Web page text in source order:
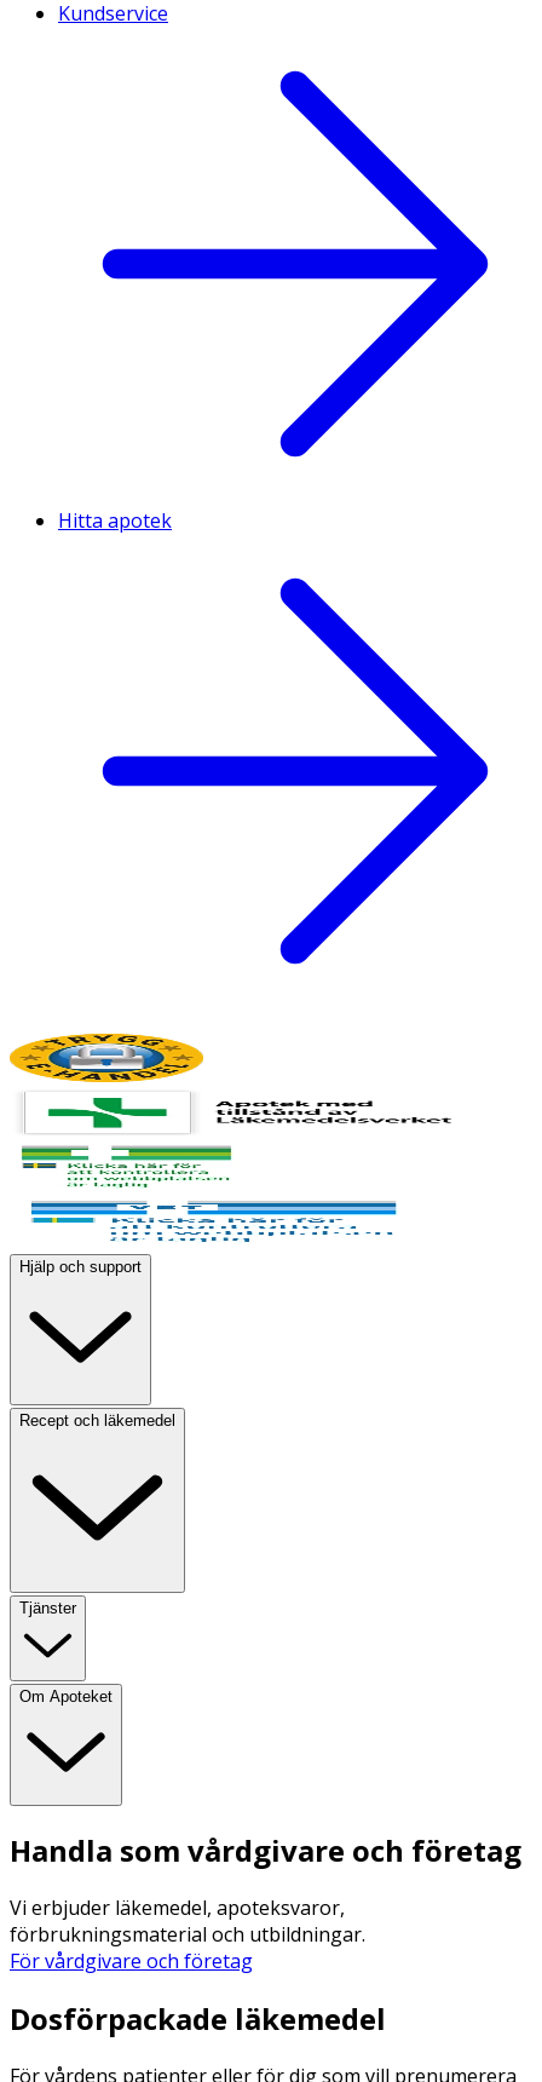
Kundservice
Hitta apotek
Hjälp och support
Recept och läkemedel
Tjänster
Om Apoteket
Handla som vårdgivare och företag
Vi erbjuder läkemedel, apoteksvaror,
förbrukningsmaterial och utbildningar.
För vårdgivare och företag
Dosförpackade läkemedel
För vårdens patienter eller för dig som vill prenumerera